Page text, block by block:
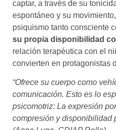
captar, a través de su
espontáneo y su
psiquismo tanto consciente
su propia disponibilidad
relación terapéutica con el
convierten en protagonistas
“Ofrece su cuerpo como
comunicación. Esto es lo
psicomotriz: La expresión
compresión y disponibilidad